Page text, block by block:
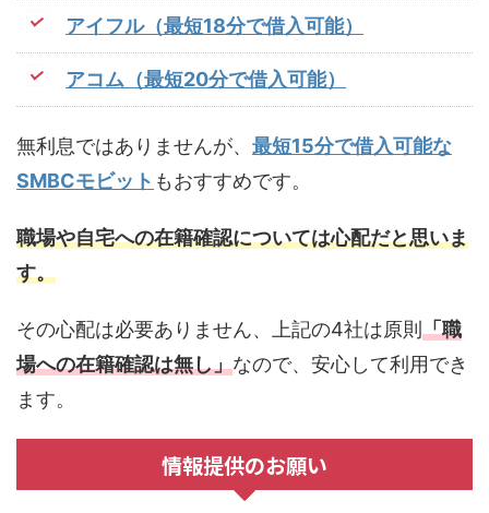
アイフル（最短18分で借入可能）
アコム（最短20分で借入可能）
無利息ではありませんが、 最短15分で借入可能な
SMBCモビット もおすすめです。
職場や自宅への在籍確認については心配だと思いま
す。
その心配は必要ありません、上記の4社は原則 「職
場への在籍確認は無し」なので、安心して利用でき
ます。
情報提供のお願い